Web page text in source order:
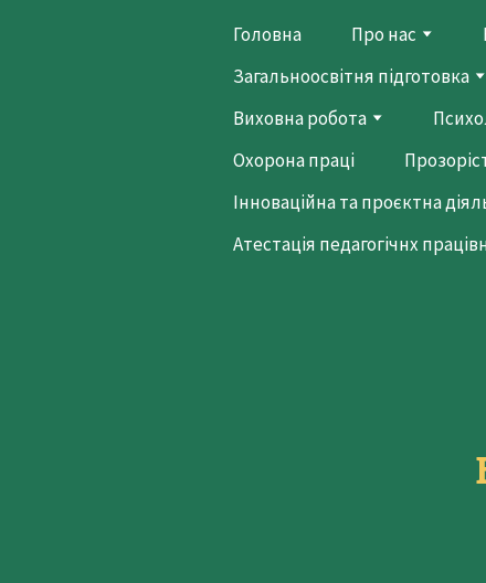
Головна Про нас
Загальноосвітня підготовка
Виховна робота
Охорона праці
Інноваційна та проєктна
Атестація педагогічнх